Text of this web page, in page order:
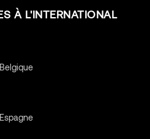
À L'INTERNATIONAL